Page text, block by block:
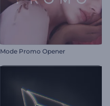
Mode Promo Opener